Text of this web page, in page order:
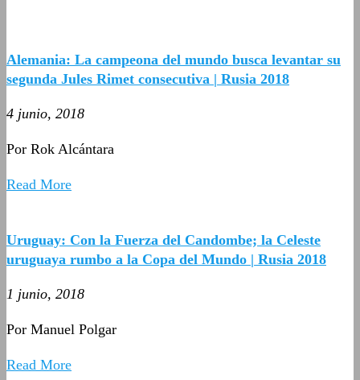
Alemania: La campeona del mundo busca levantar su
segunda Jules Rimet consecutiva | Rusia 2018
4 junio, 2018
Por Rok Alcántara
Read More
Uruguay: Con la Fuerza del Candombe; la Celeste
uruguaya rumbo a la Copa del Mundo | Rusia 2018
1 junio, 2018
Por Manuel Polgar
Read More